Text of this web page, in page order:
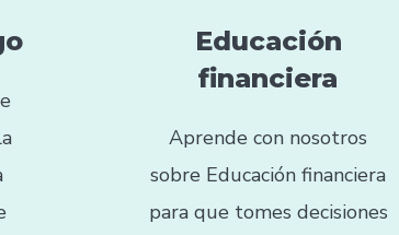
Educación
financiera
Aprende con nosotros
sobre Educación financiera
para que tomes decisiones